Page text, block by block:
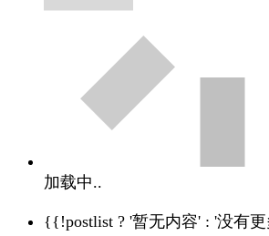
加载中..
{{!postlist ? '暂无内容' : '没有